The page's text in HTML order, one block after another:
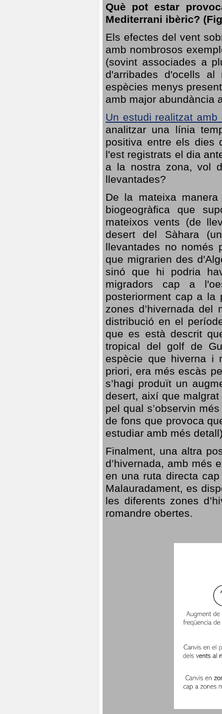
Què pot estar
Mediterrani ibèric?
Els efectes del vent
amb nombrosos
(sovint associades a
d'arribades d'ocells
espècies menys
amb major abundància
Un estudi realitzat amb
analitzar una línia
positiva entre els dies
l'est registrats el dia
a la nostra zona, vol
llevantades?
De la mateixa
biogeogràfica que
mateixos vents (de
desert del Sàhara
llevantades no només
que migrarien des
sinó que hi podria
migradors cap a
posteriorment cap a la
zones d’hivernada
distribució en el
que es està descrit
tropical del golf de
espècie que hiverna i
priori, era més escàs
s’hagi produït un
desert, així que
pel qual s’observin
de fons que provoca
estudiar amb més
Finalment, una altra
d’hivernada, amb més
en una ruta directa
Malauradament, es
les diferents zones
romandre obertes.